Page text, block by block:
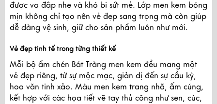
được va đập nhẹ và khó bị sứt mẻ. Lớp men kem bóng
mịn không chỉ tạo nên vẻ đẹp sang trọng mà còn giúp
dễ dàng vệ sinh, giữ cho sản phẩm luôn như mới.
Vẻ đẹp tinh tế trong từng thiết kế
Mỗi bộ ấm chén Bát Tràng men kem đều mang một
vẻ đẹp riêng, từ sự mộc mạc, giản dị đến sự cầu kỳ,
hoa văn tinh xảo. Màu men kem trang nhã, ấm cúng,
kết hợp với các họa tiết vẽ tay thủ công như sen, cúc,